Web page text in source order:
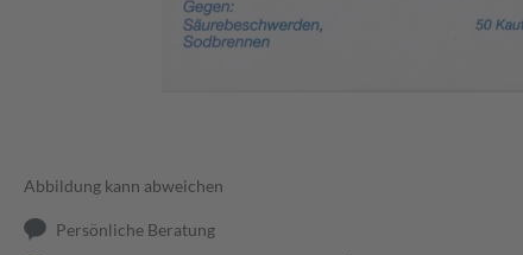
Abbildung kann abweichen
Persönliche Beratung